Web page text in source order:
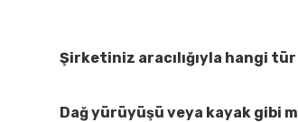
Şirketiniz aracılığıyla hangi
Dağ yürüyüşü veya kayak gibi